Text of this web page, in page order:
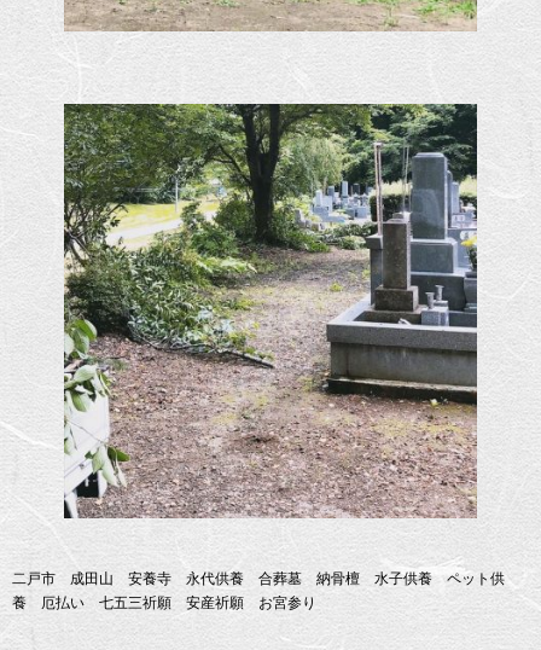
二戸市 成田山 安養寺 永代供養 合葬墓 納骨檀 水子供養 ペット供
養 厄払い 七五三祈願 安産祈願 お宮参り